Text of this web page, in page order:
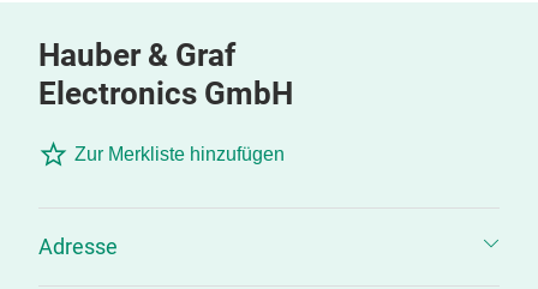
Hauber & Graf
Electronics GmbH
Zur Merkliste hinzufügen
Adresse